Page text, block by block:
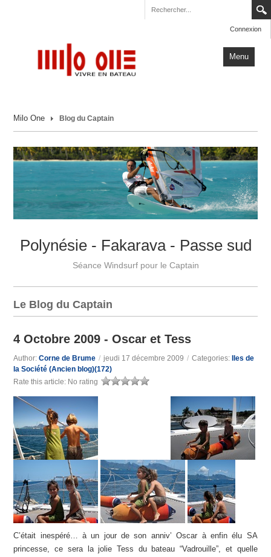
Connexion
Menu
Carnets de Voyage
Actualités
Plus
Milo One Blog du Captain
Polynésie - Fakarava - Passe sud
Séance Windsurf pour le Captain
Le Blog du Captain
4 Octobre 2009 - Oscar et Tess
Author:Corne de Brume / jeudi 17 décembre 2009 / Categories:
Iles de
la Société (Ancien blog)(172)
Rate this article: No rating
C’était inespéré… à un jour de son anniv’ Oscar à enfin élu SA
princesse, ce sera la jolie Tess du bateau “Vadrouille”, et quelle